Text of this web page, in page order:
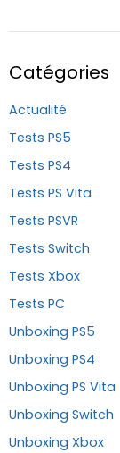
Catégories
Actualité
Tests PS5
Tests PS4
Tests PS Vita
Tests PSVR
Tests Switch
Tests Xbox
Tests PC
Unboxing PS5
Unboxing PS4
Unboxing PS Vita
Unboxing Switch
Unboxing Xbox